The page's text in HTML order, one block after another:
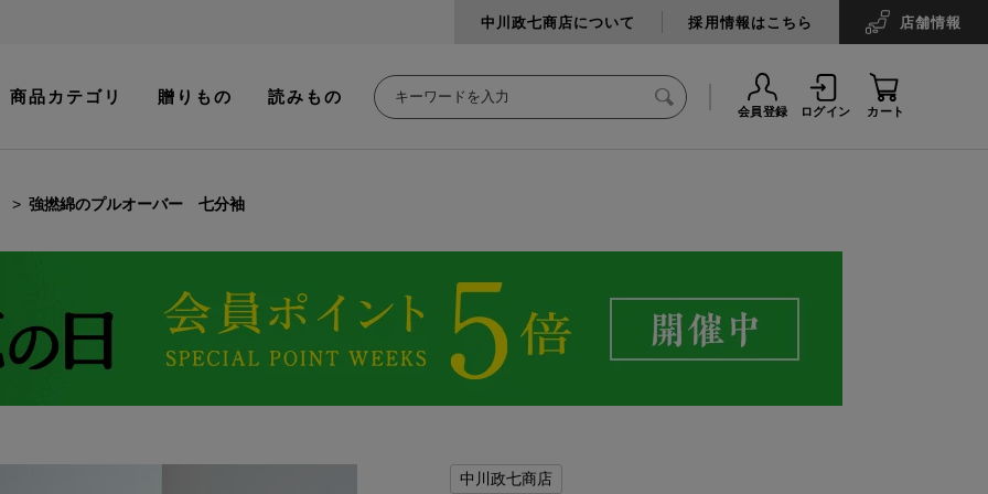
中川政七商店について 採用情報はこちら 店舗情報
商品カテゴリ 贈りもの 読みもの
会員登録 ログイン カート
強撚綿のプルオーバー 七分袖
中川政七商店